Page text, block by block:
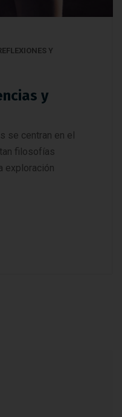
Y
y
se centran en el
filosofías
exploración